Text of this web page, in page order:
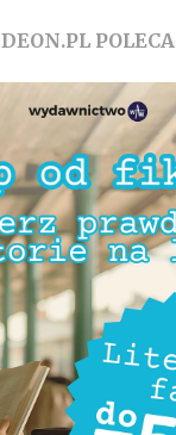
DEON.PL POLECA